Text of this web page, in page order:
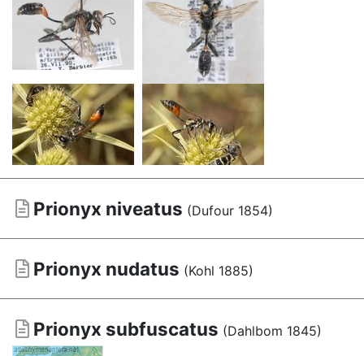
Prionyx niveatus (Dufour 1854)
Prionyx nudatus (Kohl 1885)
Prionyx subfuscatus (Dahlbom 1845)